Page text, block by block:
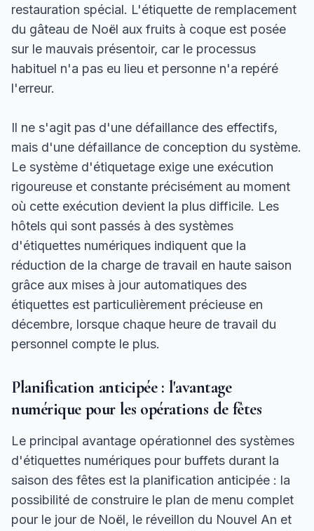
restauration spécial. L'étiquette de remplacement
du gâteau de Noël aux fruits à coque est posée
sur le mauvais présentoir, car le processus
habituel n'a pas eu lieu et personne n'a repéré
l'erreur.
Il ne s'agit pas d'une défaillance des effectifs,
mais d'une défaillance de conception du système.
Le système d'étiquetage exige une exécution
rigoureuse et constante précisément au moment
où cette exécution devient la plus difficile. Les
hôtels qui sont passés à des systèmes
d'étiquettes numériques indiquent que la
réduction de la charge de travail en haute saison
grâce aux mises à jour automatiques des
étiquettes est particulièrement précieuse en
décembre, lorsque chaque heure de travail du
personnel compte le plus.
Planification anticipée : l'avantage
numérique pour les opérations de fêtes
Le principal avantage opérationnel des systèmes
d'étiquettes numériques pour buffets durant la
saison des fêtes est la planification anticipée : la
possibilité de construire le plan de menu complet
pour le jour de Noël, le réveillon du Nouvel An et